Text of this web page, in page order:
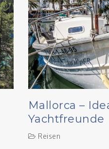
Mallorca –
Yachtfreunde
Reisen